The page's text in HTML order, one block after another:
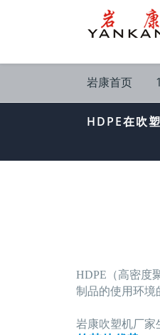
岩康首页
HDPE在吹
HDPE（高密度
制品的使用环境
岩康吹塑机厂家